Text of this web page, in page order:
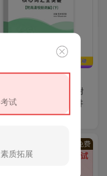
2027年考研英语
）核心词汇全突破【附
视频讲解】（下）AI讲
免费
试
质拓展